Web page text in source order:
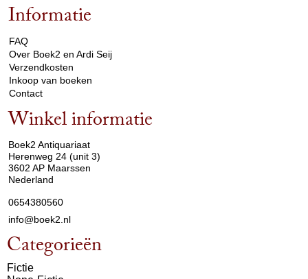
Informatie
FAQ
Over Boek2 en Ardi Seij
Verzendkosten
Inkoop van boeken
Contact
Winkel informatie
Boek2 Antiquariaat
Herenweg 24 (unit 3)
3602 AP Maarssen
Nederland
0654380560
info@boek2.nl
Categorieën
Fictie